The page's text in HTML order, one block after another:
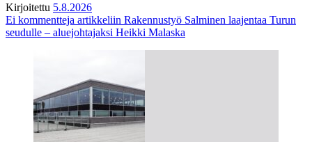
Kirjoitettu 5.8.2026
Ei kommentteja artikkeliin Rakennustyö Salminen laajentaa Turun
seudulle – aluejohtajaksi Heikki Malaska